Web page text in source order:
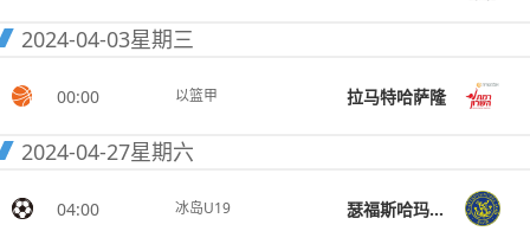
2024-04-03星期三
00:00 以篮甲 拉马特哈萨隆
2024-04-27星期六
04:00 冰岛U19 瑟福斯哈玛尔阿吉尔亚伯格U19